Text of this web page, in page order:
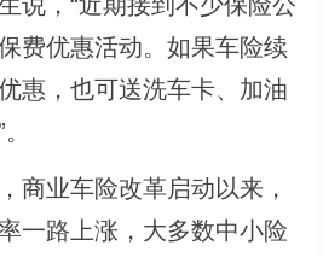
费优惠活动。如果车险续
惠，也可送洗车卡、加油
业车险改革启动以来，
一路上涨，大多数中小险